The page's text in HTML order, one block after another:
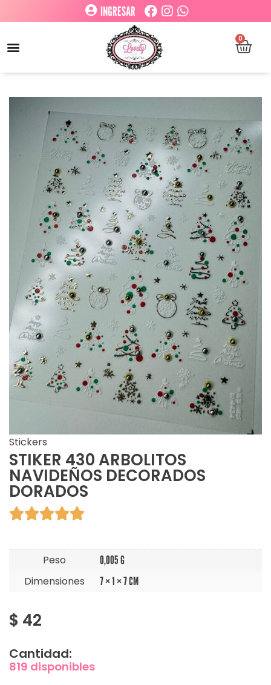
INGRESAR
0
Stickers
STIKER 430 ARBOLITOS
NAVIDEÑOS DECORADOS
DORADOS

Peso 0,005 G
Dimensiones 7 × 1 × 7 CM
$ 42
Cantidad:
819 disponibles